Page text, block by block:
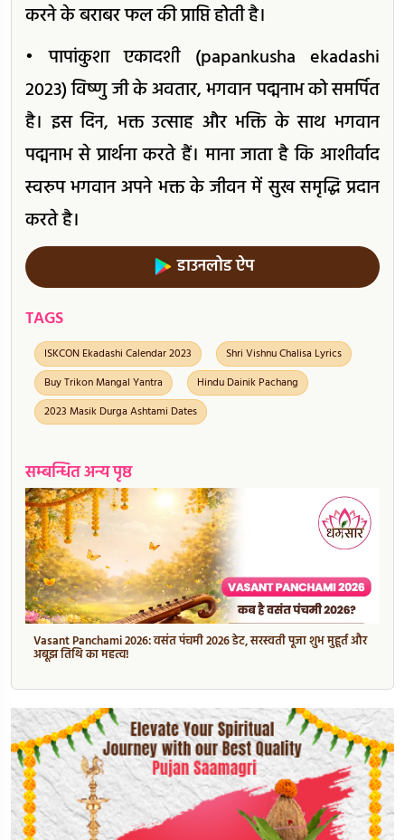
करने के बराबर फल की प्राप्ति होती है।
• पापांकुशा एकादशी (papankusha ekadashi
2023) विष्णु जी के अवतार, भगवान पद्मनाभ को समर्पित
है। इस दिन, भक्त उत्साह और भक्ति के साथ भगवान
पद्मनाभ से प्रार्थना करते हैं। माना जाता है कि आशीर्वाद
स्वरुप भगवान अपने भक्त के जीवन में सुख समृद्धि प्रदान
करते है।
डाउनलोड ऐप
TAGS
ISKCON Ekadashi Calendar 2023
Shri Vishnu Chalisa Lyrics
Buy Trikon Mangal Yantra
Hindu Dainik Pachang
2023 Masik Durga Ashtami Dates
सम्बन्धित अन्य पृष्ठ
Vasant Panchami 2026: वसंत पंचमी 2026 डेट, सरस्वती पूजा शुभ मुहूर्त और
अबूझ तिथि का महत्व!